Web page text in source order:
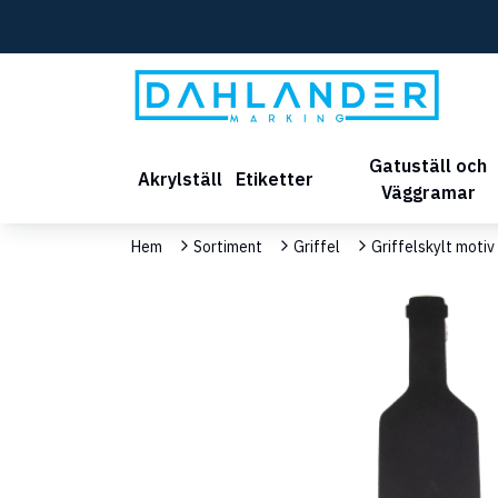
Akrylställ Etiketter
Gatuställ och
Väggramar
Hem Sortiment Griffel Griffelskylt motiv